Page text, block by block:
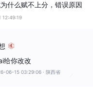
什么赋不上分，错误原因
12:49:19
给你改改
06-15 03:29:06 · 陕西省